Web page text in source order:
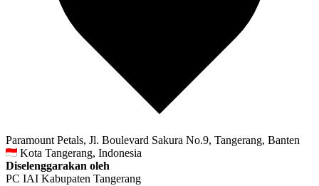
Paramount Petals, Jl. Boulevard Sakura No.9, Tangerang, Banten
Kota Tangerang, Indonesia
Diselenggarakan oleh
PC IAI Kabupaten Tangerang